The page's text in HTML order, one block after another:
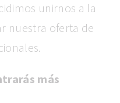
unirnos a la
nuestra oferta de
más